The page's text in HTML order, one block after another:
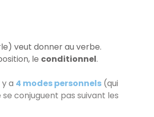
veut donner au verbe.
le conditionnel.
a 4 modes personnels(qui
conjuguent pas suivant les